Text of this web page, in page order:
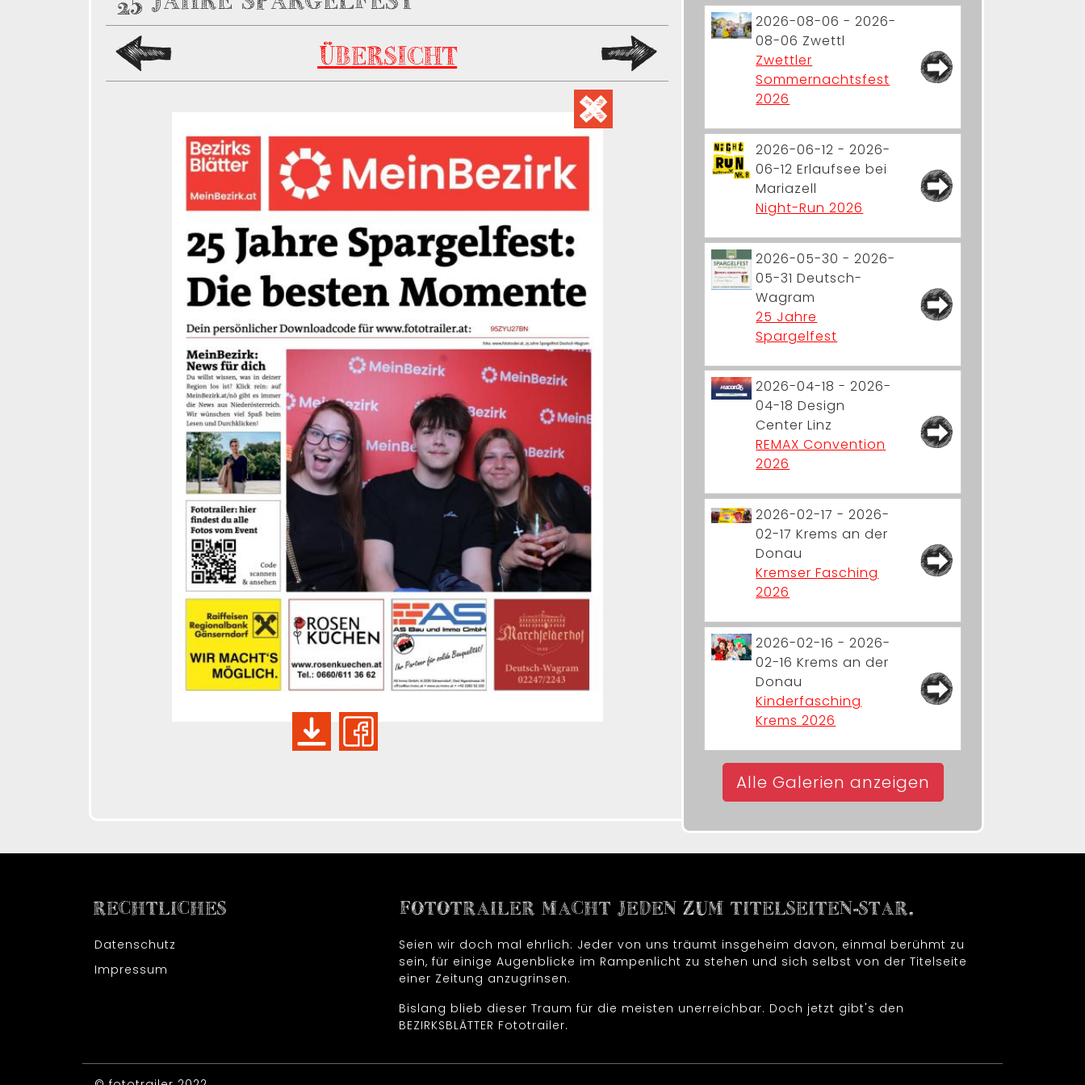
ÜBERSICHT
2026-08-06 - 2026-
08-06 Zwettl
Zwettler
Sommernachtsfest
2026
2026-06-12 - 2026-
06-12 Erlaufsee bei
Mariazell
Night-Run 2026
2026-05-30 - 2026-
05-31 Deutsch-
Wagram
25 Jahre
Spargelfest
2026-04-18 - 2026-
04-18 Design
Center Linz
REMAX Convention
2026
2026-02-17 - 2026-
02-17 Krems an der
Donau
Kremser Fasching
2026
2026-02-16 - 2026-
02-16 Krems an der
Donau
Kinderfasching
Krems 2026
Alle Galerien anzeigen
RECHTLICHES
Datenschutz
Impressum
FOTOTRAILER MACHT JEDEN ZUM TITELSEITEN-STAR.
Seien wir doch mal ehrlich: Jeder von uns träumt insgeheim davon, einmal berühmt zu
sein, für einige Augenblicke im Rampenlicht zu stehen und sich selbst von der Titelseite
einer Zeitung anzugrinsen.
Bislang blieb dieser Traum für die meisten unerreichbar. Doch jetzt gibt's den
BEZIRKSBLÄTTER Fototrailer.